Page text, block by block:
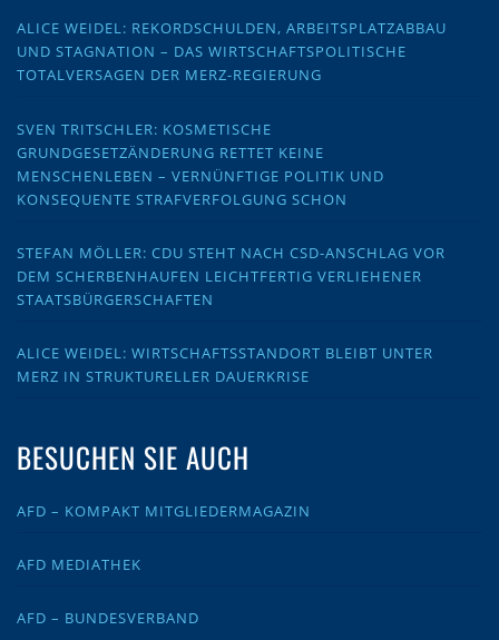
ALICE WEIDEL: REKORDSCHULDEN, ARBEITSPLATZABBAU
UND STAGNATION – DAS WIRTSCHAFTSPOLITISCHE
TOTALVERSAGEN DER MERZ-REGIERUNG
SVEN TRITSCHLER: KOSMETISCHE
GRUNDGESETZÄNDERUNG RETTET KEINE
MENSCHENLEBEN – VERNÜNFTIGE POLITIK UND
KONSEQUENTE STRAFVERFOLGUNG SCHON
STEFAN MÖLLER: CDU STEHT NACH CSD-ANSCHLAG VOR
DEM SCHERBENHAUFEN LEICHTFERTIG VERLIEHENER
STAATSBÜRGERSCHAFTEN
ALICE WEIDEL: WIRTSCHAFTSSTANDORT BLEIBT UNTER
MERZ IN STRUKTURELLER DAUERKRISE
BESUCHEN SIE AUCH
AFD – KOMPAKT MITGLIEDERMAGAZIN
AFD MEDIATHEK
AFD – BUNDESVERBAND